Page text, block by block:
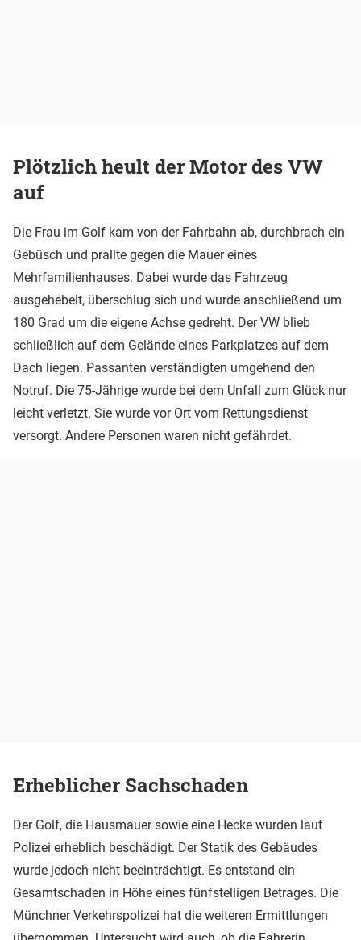
Plötzlich heult der Motor des VW
auf
Die Frau im Golf kam von der Fahrbahn ab, durchbrach ein
Gebüsch und prallte gegen die Mauer eines
Mehrfamilienhauses. Dabei wurde das Fahrzeug
ausgehebelt, überschlug sich und wurde anschließend um
180 Grad um die eigene Achse gedreht. Der VW blieb
schließlich auf dem Gelände eines Parkplatzes auf dem
Dach liegen. Passanten verständigten umgehend den
Notruf. Die 75-Jährige wurde bei dem Unfall zum Glück nur
leicht verletzt. Sie wurde vor Ort vom Rettungsdienst
versorgt. Andere Personen waren nicht gefährdet.
Erheblicher Sachschaden
Der Golf, die Hausmauer sowie eine Hecke wurden laut
Polizei erheblich beschädigt. Der Statik des Gebäudes
wurde jedoch nicht beeinträchtigt. Es entstand ein
Gesamtschaden in Höhe eines fünfstelligen Betrages. Die
Münchner Verkehrspolizei hat die weiteren Ermittlungen